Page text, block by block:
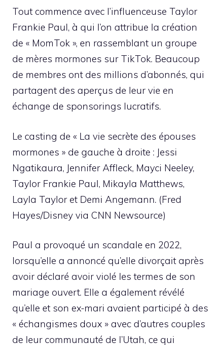
Tout commence avec l’influenceuse Taylor
Frankie Paul, à qui l’on attribue la création
de « MomTok », en rassemblant un groupe
de mères mormones sur TikTok. Beaucoup
de membres ont des millions d’abonnés, qui
partagent des aperçus de leur vie en
échange de sponsorings lucratifs.
Le casting de « La vie secrète des épouses
mormones » de gauche à droite : Jessi
Ngatikaura, Jennifer Affleck, Mayci Neeley,
Taylor Frankie Paul, Mikayla Matthews,
Layla Taylor et Demi Angemann. (Fred
Hayes/Disney via CNN Newsource)
Paul a provoqué un scandale en 2022,
lorsqu’elle a annoncé qu’elle divorçait après
avoir déclaré avoir violé les termes de son
mariage ouvert. Elle a également révélé
qu’elle et son ex-mari avaient participé à des
« échangismes doux » avec d’autres couples
de leur communauté de l’Utah, ce qui